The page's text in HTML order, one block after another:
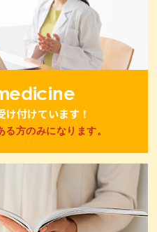
け付けています！
方のみになります。